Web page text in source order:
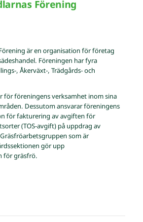
Förening
är en organisation för företag
Föreningen har fyra
, Åkerväxt-, Trädgårds- och
för föreningens verksamhet inom sina
Dessutom ansvarar föreningens
för fakturering av avgiften för
(TOS-avgift) på uppdrag av
som är
gör upp
för gräsfrö.